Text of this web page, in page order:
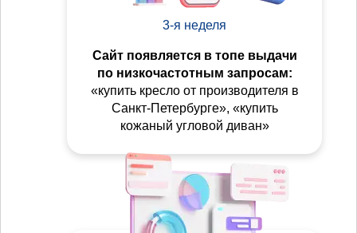
3-я неделя
Сайт появляется в топе выдачи
по низкочастотным запросам:
«купить кресло от производителя в
Санкт-Петербурге», «купить
кожаный угловой диван»